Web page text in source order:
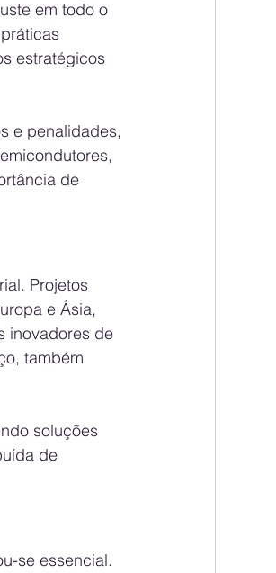
em todo o
estratégicos
e penalidades,
de
Projetos
e Ásia,
inovadores de
também
soluções
de
se essencial.